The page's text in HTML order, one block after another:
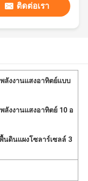
ติดต่อเรา
ลังงานแสงอาทิตย์แบบ
ลังงานแสงอาทิตย์ 10 อ
นดินแผงโซลาร์เซลล์ 3